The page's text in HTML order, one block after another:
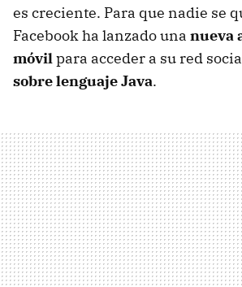
es creciente. Para que nadie se
Facebook ha lanzado una nueva
móvilpara acceder a su red
sobre lenguaje Java.